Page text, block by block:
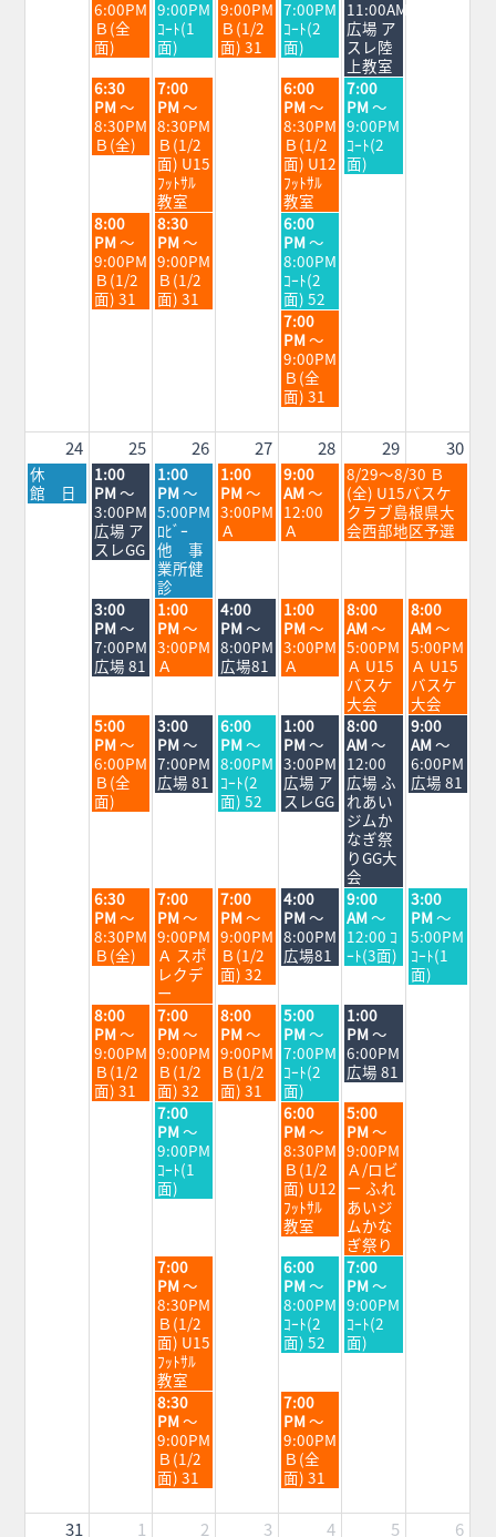
日,
8
月
18th
2026
6:00PM
Ｂ(全
面)
日,
8
月
19th
2026
9:00PM
ｺｰﾄ(1
面)
日,
8
月
20th
9:00PM
Ｂ(1/2
面) 31
日,
8
月
21st
2026
7:00PM
ｺｰﾄ(2
面)
日,
8
月
22nd
2026
11:00AM
広場 ア
スレ陸
上教室
火
曜
日,
8
月
6:30
PM～
8:30PM
Ｂ(全)
水
曜
日,
8
月
19th
2026
7:00
PM～
8:30PM
Ｂ(1/2
面) U15
ﾌｯﾄｻﾙ
教室
金
曜
日,
8
月
21st
2026
6:00
PM～
8:30PM
Ｂ(1/2
面) U12
ﾌｯﾄｻﾙ
教室
土
曜
日,
8
月
22nd
7:00
PM～
9:00PM
ｺｰﾄ(2
面)
火
曜
日,
8
月
18th
8:00
PM～
9:00PM
Ｂ(1/2
面) 31
水
曜
日,
8
月
19th
8:30
PM～
9:00PM
Ｂ(1/2
面) 31
金
曜
日,
8
月
21st
2026
6:00
PM～
8:00PM
ｺｰﾄ(2
面) 52
金
曜
日,
8
月
21st
2026
7:00
PM～
9:00PM
Ｂ(全
面) 31
24 25 26 27 28 29 30
月
曜
日,
休
館 日
火
曜
日,
8
月
25th
1:00
PM～
3:00PM
広場 ア
スレGG
水
曜
日,
8
月
26th
2026
1:00
PM～
5:00PM
ﾛﾋﾞｰ
他 事
業所健
診
木
曜
日,
8
月
1:00
PM～
3:00PM
Ａ
金
曜
日,
8
月
9:00
AM～
12:00
Ａ
土
曜
日,
8
月
8/29～8/30 Ｂ
(全) U15バスケ
クラブ島根県大
会西部地区予選
火
曜
日,
8
月
2026
3:00
PM～
7:00PM
広場 81
水
曜
日,
8
月
2026
1:00
PM～
3:00PM
Ａ
木
曜
日,
8
月
2026
4:00
PM～
8:00PM
広場81
金
曜
日,
8
月
2026
1:00
PM～
3:00PM
Ａ
土
曜
日,
8
月
29th
2026
8:00
AM～
5:00PM
Ａ U15
バスケ
大会
日
曜
日,
8
月
30th
2026
8:00
AM～
5:00PM
Ａ U15
バスケ
大会
火
曜
日,
8
月
25th
5:00
PM～
6:00PM
Ｂ(全
面)
水
曜
日,
8
月
3:00
PM～
7:00PM
広場 81
木
曜
日,
8
月
27th
6:00
PM～
8:00PM
ｺｰﾄ(2
面) 52
金
曜
日,
8
月
28th
1:00
PM～
3:00PM
広場 ア
スレGG
土
曜
日,
8
月
29th
2026
8:00
AM～
12:00
広場 ふ
れあい
ジムか
なぎ祭
りGG大
会
日
曜
日,
8
月
9:00
AM～
6:00PM
広場 81
火
曜
日,
8
月
2026
6:30
PM～
8:30PM
Ｂ(全)
水
曜
日,
8
月
26th
2026
7:00
PM～
9:00PM
Ａ スポ
レクデ
ー
木
曜
日,
8
月
27th
2026
7:00
PM～
9:00PM
Ｂ(1/2
面) 32
金
曜
日,
8
月
2026
4:00
PM～
8:00PM
広場81
土
曜
日,
8
月
2026
9:00
AM～
12:00 ｺ
ｰﾄ(3面)
日
曜
日,
8
月
30th
3:00
PM～
5:00PM
ｺｰﾄ(1
面)
火
曜
日,
8
月
25th
8:00
PM～
9:00PM
Ｂ(1/2
面) 31
水
曜
日,
8
月
26th
2026
7:00
PM～
9:00PM
Ｂ(1/2
面) 32
木
曜
日,
8
月
27th
8:00
PM～
9:00PM
Ｂ(1/2
面) 31
金
曜
日,
8
月
28th
2026
5:00
PM～
7:00PM
ｺｰﾄ(2
面)
土
曜
日,
8
月
29th
2026
1:00
PM～
6:00PM
広場 81
水
曜
日,
8
月
26th
7:00
PM～
9:00PM
ｺｰﾄ(1
面)
金
曜
日,
8
月
28th
2026
6:00
PM～
8:30PM
Ｂ(1/2
面) U12
ﾌｯﾄｻﾙ
教室
土
曜
日,
8
月
29th
2026
5:00
PM～
9:00PM
Ａ/ロビ
ー ふれ
あいジ
ムかな
ぎ祭り
水
曜
日,
8
月
26th
2026
7:00
PM～
8:30PM
Ｂ(1/2
面) U15
ﾌｯﾄｻﾙ
教室
金
曜
日,
8
月
28th
6:00
PM～
8:00PM
ｺｰﾄ(2
面) 52
土
曜
日,
8
月
29th
7:00
PM～
9:00PM
ｺｰﾄ(2
面)
水
曜
日,
8
月
26th
2026
8:30
PM～
9:00PM
Ｂ(1/2
面) 31
金
曜
日,
8
月
28th
2026
7:00
PM～
9:00PM
Ｂ(全
面) 31
31 1 2 3 4 5 6